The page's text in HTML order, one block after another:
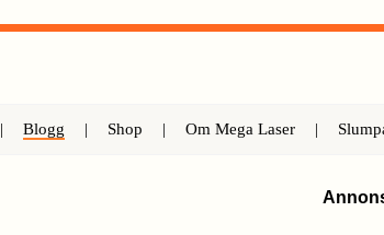
| Blogg | Shop | Om Mega Laser |